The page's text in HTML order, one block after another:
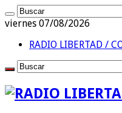
viernes 07/08/2026
RADIO LIBERTAD /